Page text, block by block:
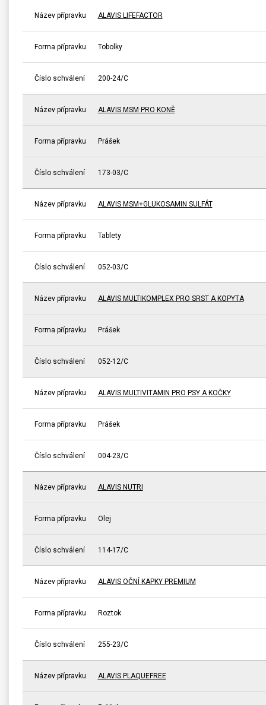
Název přípravku ALAVIS LIFEFACTOR
Forma přípravku Tobolky
Číslo schválení 200-24/C
Název přípravku ALAVIS MSM PRO KONĚ
Forma přípravku Prášek
Číslo schválení 173-03/C
Název přípravku ALAVIS MSM+GLUKOSAMIN SULFÁT
Forma přípravku Tablety
Číslo schválení 052-03/C
Název přípravku ALAVIS MULTIKOMPLEX PRO SRST A KOPYTA
Forma přípravku Prášek
Číslo schválení 052-12/C
Název přípravku ALAVIS MULTIVITAMIN PRO PSY A KOČKY
Forma přípravku Prášek
Číslo schválení 004-23/C
Název přípravku ALAVIS NUTRI
Forma přípravku Olej
Číslo schválení 114-17/C
Název přípravku ALAVIS OČNÍ KAPKY PREMIUM
Forma přípravku Roztok
Číslo schválení 255-23/C
Název přípravku ALAVIS PLAQUEFREE